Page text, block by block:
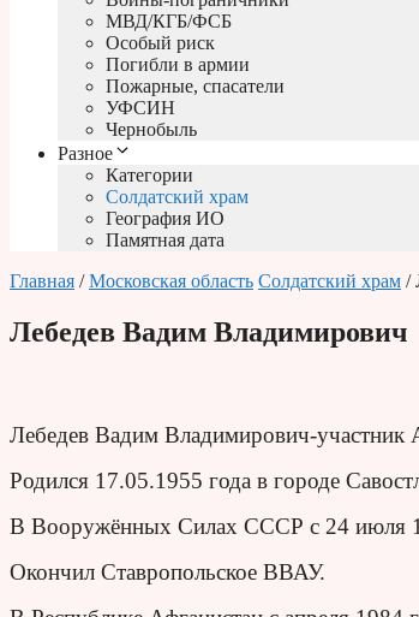
МВД/КГБ/ФСБ
Особый риск
Погибли в армии
Пожарные, спасатели
УФСИН
Чернобыль
Разное
Категории
Солдатский храм
География ИО
Памятная дата
Главная /Московская область Солдатский храм /
Лебедев Вадим Владимирович
Лебедев Вадим Владимирович-участник
Родился 17.05.1955 года в городе
В Вооружённых Силах СССР с 24 июля
Окончил Ставропольское ВВАУ.